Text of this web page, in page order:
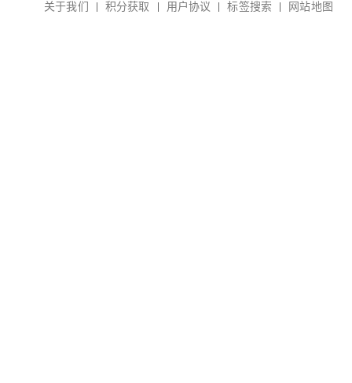
关于我们
积分获取 用户协议 标签搜索 网站地图